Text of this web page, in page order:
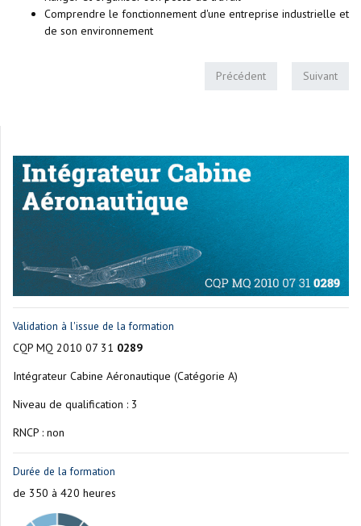
Comprendre le fonctionnement d'une entreprise industrielle et
de son environnement
Précédent Suivant
Validation à l'issue de la formation
CQP MQ 2010 07 31 0289
Intégrateur Cabine Aéronautique (Catégorie A)
Niveau de qualification : 3
RNCP : non
Durée de la formation
de 350 à 420 heures